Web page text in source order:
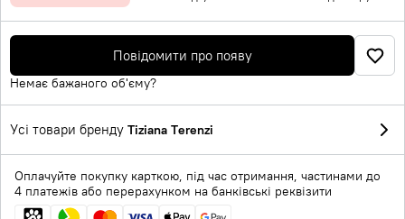
Повідомити про появу
Немає бажаного об'єму?
Усі товари бренду Tiziana Terenzi
Оплачуйте покупку карткою, під час отримання, частинами до
4 платежів або перерахунком на банківські реквізити